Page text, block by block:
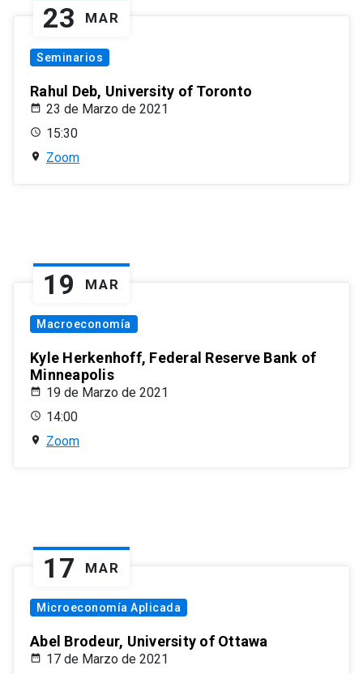
23 MAR
Seminarios
Rahul Deb, University of Toronto
23 de Marzo de 2021
15:30
Zoom
19 MAR
Macroeconomía
Kyle Herkenhoff, Federal Reserve Bank of
Minneapolis
19 de Marzo de 2021
14:00
Zoom
17 MAR
Microeconomía Aplicada
Abel Brodeur, University of Ottawa
17 de Marzo de 2021